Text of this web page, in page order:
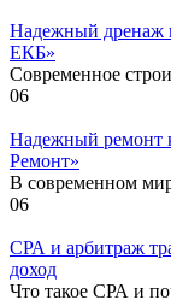
Надежный дренаж
ЕКБ»
Современное
06
Надежный ремонт
Ремонт»
В современном
06
СРА и арбитраж
доход
Что такое СРА и